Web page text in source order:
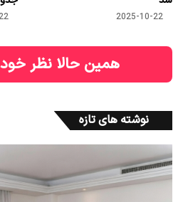
2025-10-22
همین حالا نظر
نوشته های تازه